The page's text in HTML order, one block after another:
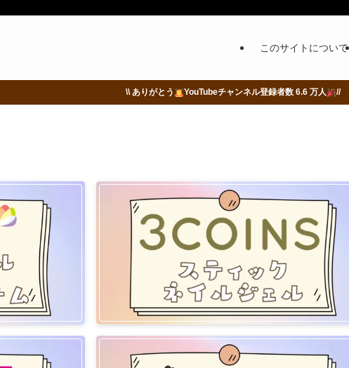
このサイトについて
\\ ありがとう YouTubeチャンネル登録者数 6.6 万人 //